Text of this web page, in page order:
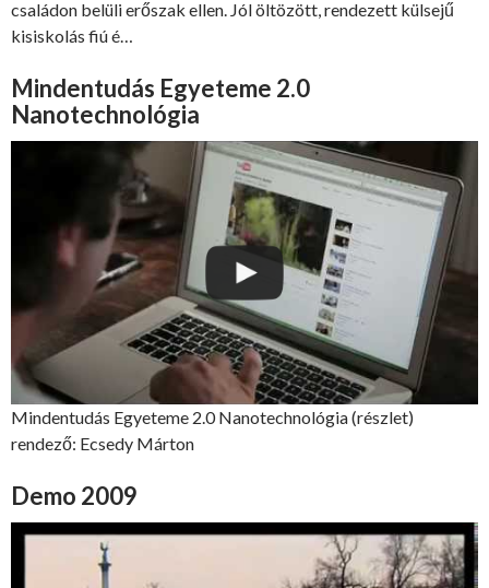
családon belüli erőszak ellen. Jól öltözött, rendezett külsejű
kisiskolás fiú é…
Mindentudás Egyeteme 2.0
Nanotechnológia
Mindentudás Egyeteme 2.0 Nanotechnológia (részlet)
rendező: Ecsedy Márton
Demo 2009